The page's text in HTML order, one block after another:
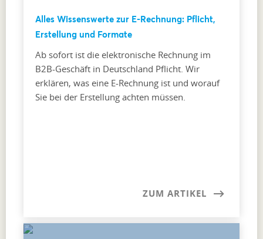
Alles Wissenswerte zur E-Rechnung: Pflicht,
Erstellung und Formate
Ab sofort ist die elektronische Rechnung im
B2B-Geschäft in Deutschland Pflicht. Wir
erklären, was eine E-Rechnung ist und worauf
Sie bei der Erstellung achten müssen.
ZUM ARTIKEL